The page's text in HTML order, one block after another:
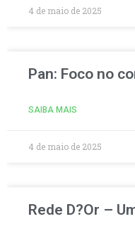
4 de maio de 2025
Pan: Foco no
SAIBA MAIS
4 de maio de 2025
Rede D?Or –